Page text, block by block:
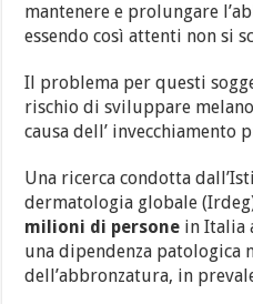
mantenere e prolungare
essendo così attenti non si
Il problema per questi
rischio di sviluppare
causa dell’ invecchiamento
Una ricerca condotta
dermatologia globale
milioni di persone in Italia
una dipendenza patologica
dell’abbronzatura, in